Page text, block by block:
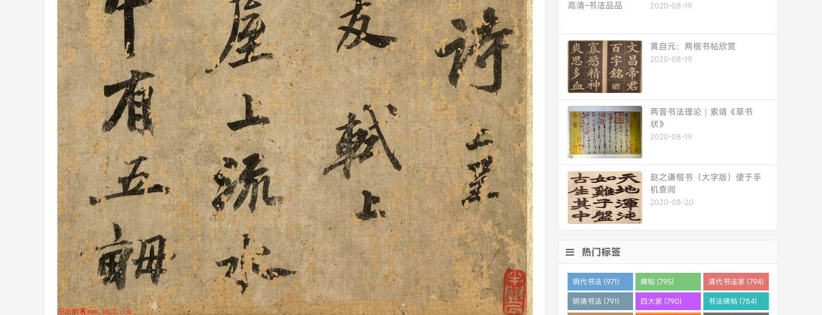
2020-08-19
黄自元：两楷书帖欣赏
2020-08-19
两晋书法理论｜索靖《草书
状》
2020-08-19
赵之谦楷书（大字版）便于手
机查阅
2020-08-20
热门标签
明代书法 (971) 碑帖 (795) 清代书法家 (794)
明清书法 (791) 四大家 (790) 书法碑帖 (784)